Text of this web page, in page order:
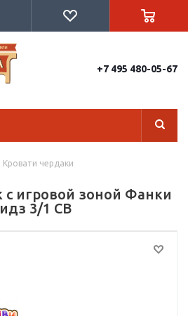
+7 495 480-05-67
Кровати чердаки
с игровой зоной Фанки
3/1 СВ